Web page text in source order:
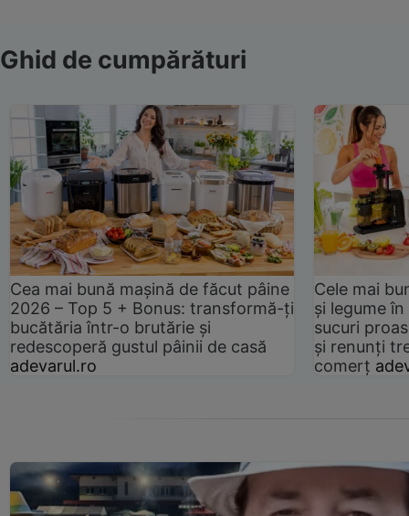
Ghid de cumpărături
Cea mai bună mașină de făcut pâine
2026 – Top 5 + Bonus: transformă-ți
bucătăria într-o brutărie și
redescoperă gustul pâinii de casă
adevarul.ro
Cele mai
și legume
sucuri
și renunți
comerț